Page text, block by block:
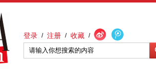
登录 / 注册 / 收藏 /